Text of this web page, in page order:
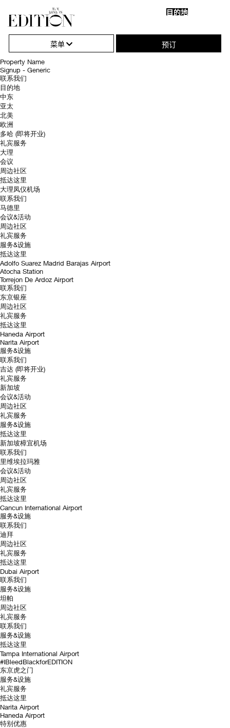
击
打
目的地
闭
导
菜单 预订
到
所
需
内
容
Extra Large EDITION Candle Waitlist
Property Name
Signup - Generic
联系我们
目的地
中东
亚太
北美
欧洲
多哈 (即将开业)
礼宾服务
大理
会议
周边社区
抵达这里
大理凤仪机场
联系我们
马德里
会议&活动
周边社区
礼宾服务
服务&设施
抵达这里
Adolfo Suarez Madrid Barajas Airport
Atocha Station
Torrejon De Ardoz Airport
联系我们
东京银座
周边社区
礼宾服务
抵达这里
Haneda Airport
Narita Airport
服务&设施
联系我们
吉达 (即将开业)
礼宾服务
新加坡
会议&活动
周边社区
礼宾服务
服务&设施
抵达这里
新加坡樟宜机场
联系我们
里维埃拉玛雅
会议&活动
周边社区
礼宾服务
抵达这里
Cancun International Airport
服务&设施
联系我们
迪拜
周边社区
礼宾服务
抵达这里
Dubai Airport
联系我们
服务&设施
坦帕
周边社区
礼宾服务
联系我们
服务&设施
抵达这里
Tampa International Airport
#IBleedBlackforEDITION
东京虎之门
服务&设施
礼宾服务
抵达这里
Narita Airport
Haneda Airport
特别优惠